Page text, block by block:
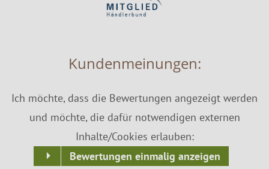
Kundenmeinungen:
Ich möchte, dass die Bewertungen angezeigt werden
und möchte, die dafür notwendigen externen
Inhalte/Cookies erlauben:
Bewertungen einmalig anzeigen